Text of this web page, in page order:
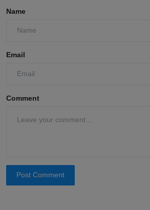
Name
Email
Comment
Post Comment